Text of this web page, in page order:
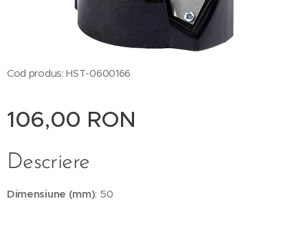
Cod produs: HST-0600166
106,00 RON
Descriere
Dimensiune (mm): 50